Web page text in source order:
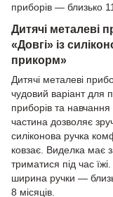
приборів — близько
Дитячі металеві
«Довгі» із
прикорм»
Дитячі металеві
чудовий варіант для
приборів та
частина дозволяє
силіконова ручка
ковзає. Виделка має
триматися під час
ширина ручки —
8 місяців.